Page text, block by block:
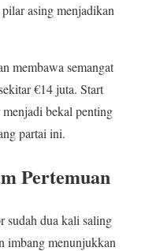
asing menjadikan
membawa semangat
€14 juta. Start
bekal penting
partai ini.
Pertemuan
sudah dua kali saling
imbang menunjukkan